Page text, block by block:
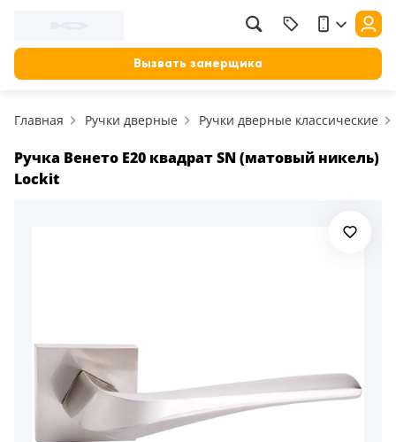
Вызвать замерщика
Главная Ручки дверные Ручки дверные классические
Ручка Венето E20 квадрат SN (матовый никель)
Lockit